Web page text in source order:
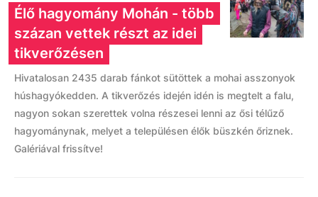
Élő hagyomány Mohán - több
százan vettek részt az idei
tikverőzésen
Hivatalosan 2435 darab fánkot sütöttek a mohai asszonyok
húshagyókedden. A tikverőzés idején idén is megtelt a falu,
nagyon sokan szerettek volna részesei lenni az ősi télűző
hagyománynak, melyet a településen élők büszkén őriznek.
Galériával frissítve!